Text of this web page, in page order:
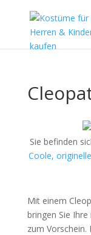
Sie befinden
Coole,
Mit einem
bringen Sie
zum